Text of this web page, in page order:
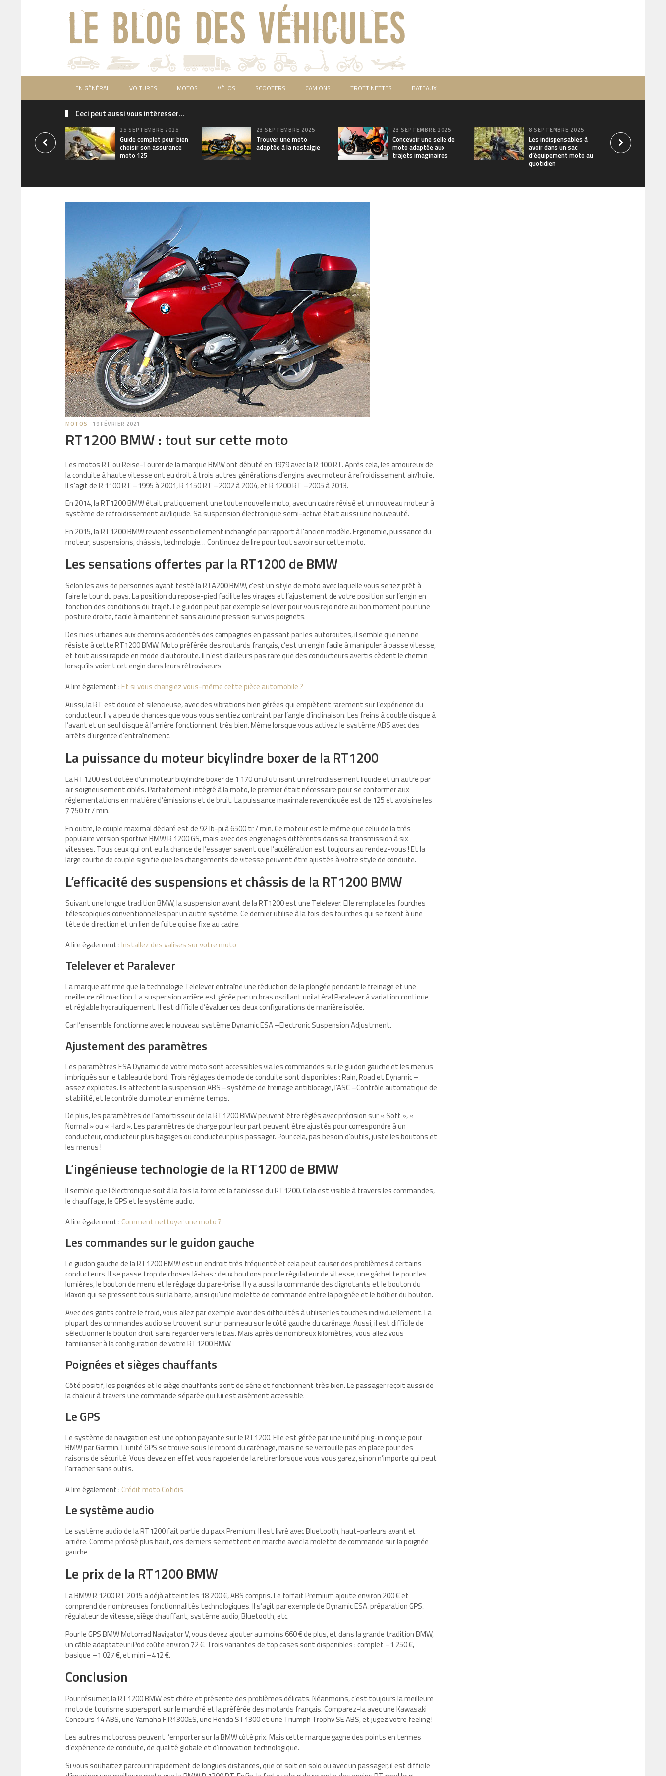
EN GÉNÉRAL VOITURES MOTOS VÉLOS SCOOTERS CAMIONS TROTTINETTES BATEAUX
Ceci peut aussi vous intéresser...
25 SEPTEMBRE 2025
Guide complet pour bien
choisir son assurance
moto 125
23 SEPTEMBRE 2025
Trouver une moto
adaptée à la nostalgie
23 SEPTEMBRE 2025
Concevoir une selle de
moto adaptée aux
trajets imaginaires
8 SEPTEMBRE 2025
Les indispensables à
avoir dans un sac
d’équipement moto au
quotidien
MOTOS 19 FÉVRIER 2021
RT1200 BMW : tout sur cette moto
Les motos RT ou Reise-Tourer de la marque BMW ont débuté en 1979 avec la R 100 RT. Après cela, les amoureux de
la conduite à haute vitesse ont eu droit à trois autres générations d’engins avec moteur à refroidissement air/huile.
Il s’agit de R 1100 RT –1995 à 2001, R 1150 RT –2002 à 2004, et R 1200 RT –2005 à 2013.
En 2014, la RT1200 BMW était pratiquement une toute nouvelle moto, avec un cadre révisé et un nouveau moteur à
système de refroidissement air/liquide. Sa suspension électronique semi-active était aussi une nouveauté.
En 2015, la RT1200 BMW revient essentiellement inchangée par rapport à l’ancien modèle. Ergonomie, puissance du
moteur, suspensions, châssis, technologie… Continuez de lire pour tout savoir sur cette moto.
Les sensations offertes par la RT1200 de BMW
Selon les avis de personnes ayant testé la RTA200 BMW, c’est un style de moto avec laquelle vous seriez prêt à
faire le tour du pays. La position du repose-pied facilite les virages et l’ajustement de votre position sur l’engin en
fonction des conditions du trajet. Le guidon peut par exemple se lever pour vous rejoindre au bon moment pour une
posture droite, facile à maintenir et sans aucune pression sur vos poignets.
Des rues urbaines aux chemins accidentés des campagnes en passant par les autoroutes, il semble que rien ne
résiste à cette RT1200 BMW. Moto préférée des routards français, c’est un engin facile à manipuler à basse vitesse,
et tout aussi rapide en mode d’autoroute. Il n’est d’ailleurs pas rare que des conducteurs avertis cèdent le chemin
lorsqu’ils voient cet engin dans leurs rétroviseurs.
A lire également : Et si vous changiez vous-même cette pièce automobile ?
Aussi, la RT est douce et silencieuse, avec des vibrations bien gérées qui empiètent rarement sur l’expérience du
conducteur. Il y a peu de chances que vous vous sentiez contraint par l’angle d’inclinaison. Les freins à double disque à
l’avant et un seul disque à l’arrière fonctionnent très bien. Même lorsque vous activez le système ABS avec des
arrêts d’urgence d’entraînement.
La puissance du moteur bicylindre boxer de la RT1200
La RT1200 est dotée d’un moteur bicylindre boxer de 1 170 cm3 utilisant un refroidissement liquide et un autre par
air soigneusement ciblés. Parfaitement intégré à la moto, le premier était nécessaire pour se conformer aux
réglementations en matière d’émissions et de bruit. La puissance maximale revendiquée est de 125 et avoisine les
7 750 tr / min.
En outre, le couple maximal déclaré est de 92 lb-pi à 6500 tr / min. Ce moteur est le même que celui de la très
populaire version sportive BMW R 1200 GS, mais avec des engrenages différents dans sa transmission à six
vitesses. Tous ceux qui ont eu la chance de l’essayer savent que l’accélération est toujours au rendez-vous ! Et la
large courbe de couple signifie que les changements de vitesse peuvent être ajustés à votre style de conduite.
L’efficacité des suspensions et châssis de la RT1200 BMW
Suivant une longue tradition BMW, la suspension avant de la RT1200 est une Telelever. Elle remplace les fourches
télescopiques conventionnelles par un autre système. Ce dernier utilise à la fois des fourches qui se fixent à une
tête de direction et un lien de fuite qui se fixe au cadre.
A lire également : Installez des valises sur votre moto
Telelever et Paralever
La marque affirme que la technologie Telelever entraîne une réduction de la plongée pendant le freinage et une
meilleure rétroaction. La suspension arrière est gérée par un bras oscillant unilatéral Paralever à variation continue
et réglable hydrauliquement. Il est difficile d’évaluer ces deux configurations de manière isolée.
Car l’ensemble fonctionne avec le nouveau système Dynamic ESA –Electronic Suspension Adjustment.
Ajustement des paramètres
Les paramètres ESA Dynamic de votre moto sont accessibles via les commandes sur le guidon gauche et les menus
imbriqués sur le tableau de bord. Trois réglages de mode de conduite sont disponibles : Rain, Road et Dynamic –
assez explicites. Ils affectent la suspension ABS –système de freinage antiblocage, l’ASC –Contrôle automatique de
stabilité, et le contrôle du moteur en même temps.
De plus, les paramètres de l’amortisseur de la RT1200 BMW peuvent être réglés avec précision sur « Soft », «
Normal » ou « Hard ». Les paramètres de charge pour leur part peuvent être ajustés pour correspondre à un
conducteur, conducteur plus bagages ou conducteur plus passager. Pour cela, pas besoin d’outils, juste les boutons et
les menus !
L’ingénieuse technologie de la RT1200 de BMW
Il semble que l’électronique soit à la fois la force et la faiblesse du RT1200. Cela est visible à travers les commandes,
le chauffage, le GPS et le système audio.
A lire également : Comment nettoyer une moto ?
Les commandes sur le guidon gauche
Le guidon gauche de la RT1200 BMW est un endroit très fréquenté et cela peut causer des problèmes à certains
conducteurs. Il se passe trop de choses là-bas : deux boutons pour le régulateur de vitesse, une gâchette pour les
lumières, le bouton de menu et le réglage du pare-brise. Il y a aussi la commande des clignotants et le bouton du
klaxon qui se pressent tous sur la barre, ainsi qu’une molette de commande entre la poignée et le boîtier du bouton.
Avec des gants contre le froid, vous allez par exemple avoir des difficultés à utiliser les touches individuellement. La
plupart des commandes audio se trouvent sur un panneau sur le côté gauche du carénage. Aussi, il est difficile de
sélectionner le bouton droit sans regarder vers le bas. Mais après de nombreux kilomètres, vous allez vous
familiariser à la configuration de votre RT1200 BMW.
Poignées et sièges chauffants
Côté positif, les poignées et le siège chauffants sont de série et fonctionnent très bien. Le passager reçoit aussi de
la chaleur à travers une commande séparée qui lui est aisément accessible.
Le GPS
Le système de navigation est une option payante sur le RT1200. Elle est gérée par une unité plug-in conçue pour
BMW par Garmin. L’unité GPS se trouve sous le rebord du carénage, mais ne se verrouille pas en place pour des
raisons de sécurité. Vous devez en effet vous rappeler de la retirer lorsque vous vous garez, sinon n’importe qui peut
l’arracher sans outils.
A lire également : Crédit moto Cofidis
Le système audio
Le système audio de la RT1200 fait partie du pack Premium. Il est livré avec Bluetooth, haut-parleurs avant et
arrière. Comme précisé plus haut, ces derniers se mettent en marche avec la molette de commande sur la poignée
gauche.
Le prix de la RT1200 BMW
La BMW R 1200 RT 2015 a déjà atteint les 18 200 €, ABS compris. Le forfait Premium ajoute environ 200 € et
comprend de nombreuses fonctionnalités technologiques. Il s’agit par exemple de Dynamic ESA, préparation GPS,
régulateur de vitesse, siège chauffant, système audio, Bluetooth, etc.
Pour le GPS BMW Motorrad Navigator V, vous devez ajouter au moins 660 € de plus, et dans la grande tradition BMW,
un câble adaptateur iPod coûte environ 72 €. Trois variantes de top cases sont disponibles : complet –1 250 €,
basique –1 027 €, et mini –412 €.
Conclusion
Pour résumer, la RT1200 BMW est chère et présente des problèmes délicats. Néanmoins, c’est toujours la meilleure
moto de tourisme supersport sur le marché et la préférée des motards français. Comparez-la avec une Kawasaki
Concours 14 ABS, une Yamaha FJR1300ES, une Honda ST1300 et une Triumph Trophy SE ABS, et jugez votre feeling !
Les autres motocross peuvent l’emporter sur la BMW côté prix. Mais cette marque gagne des points en termes
d’expérience de conduite, de qualité globale et d’innovation technologique.
Si vous souhaitez parcourir rapidement de longues distances, que ce soit en solo ou avec un passager, il est difficile